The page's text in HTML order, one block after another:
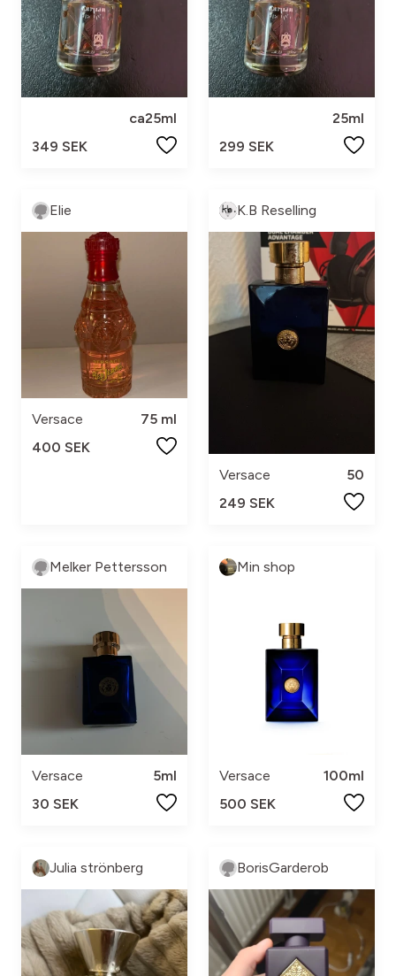
ca25ml
349 SEK
25ml
299 SEK
Elie
Versace
75 ml
400 SEK
K.B Reselling
Versace
50
249 SEK
Melker Pettersson
Versace
5ml
30 SEK
Min shop
Versace
100ml
500 SEK
Julia strönberg BorisGarderob